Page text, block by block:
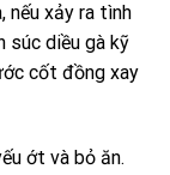
nếu xảy ra tình
súc diều gà kỹ
cốt đồng xay
ớt và bỏ ăn.